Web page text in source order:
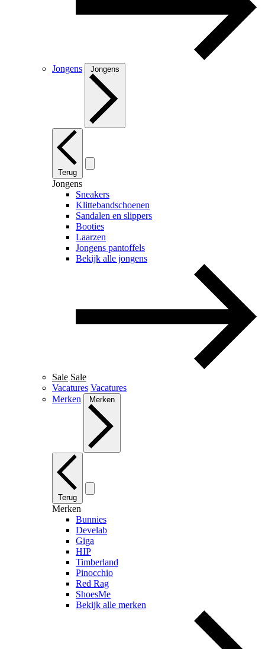
Jongens Jongens
Terug
Jongens
Sneakers
Klittebandschoenen
Sandalen en slippers
Booties
Laarzen
Jongens pantoffels
Bekijk alle jongens
Sale Sale
Vacatures Vacatures
Merken
Merken
Terug
Merken
Bunnies
Develab
Giga
HIP
Timberland
Pinocchio
Red Rag
ShoesMe
Bekijk alle merken